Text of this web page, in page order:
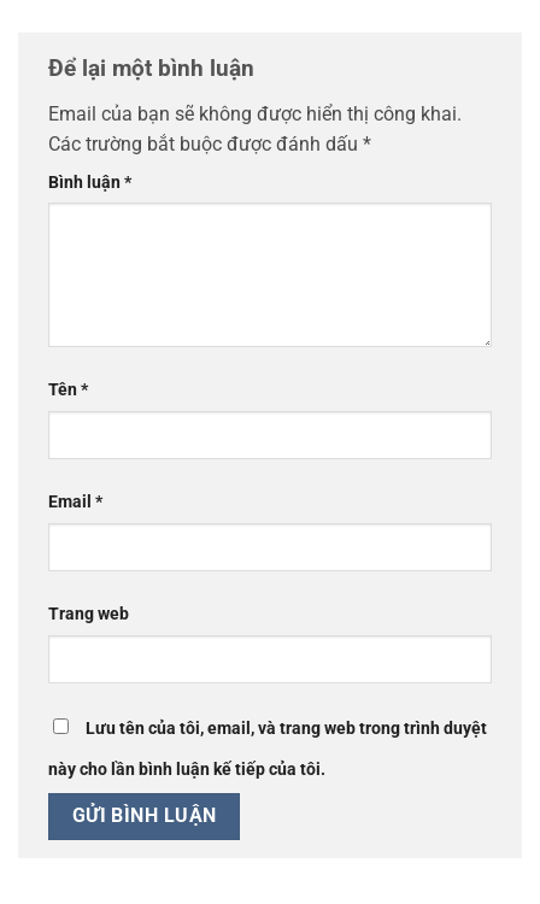
Để lại một bình luận
Email của bạn sẽ không được hiển thị công khai.
Các trường bắt buộc được đánh dấu *
Bình luận*
Tên*
Email *
Trang web
Lưu tên của tôi, email, và trang web trong trình duyệt
này cho lần bình luận kế tiếp của tôi.